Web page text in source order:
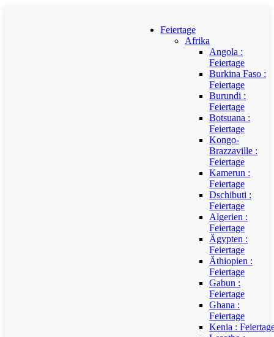
Feiertage
Afrika
Angola :
Feiertage
Burkina Faso :
Feiertage
Burundi :
Feiertage
Botsuana :
Feiertage
Kongo-
Brazzaville :
Feiertage
Kamerun :
Feiertage
Dschibuti :
Feiertage
Algerien :
Feiertage
Ägypten :
Feiertage
Äthiopien :
Feiertage
Gabun :
Feiertage
Ghana :
Feiertage
Kenia :